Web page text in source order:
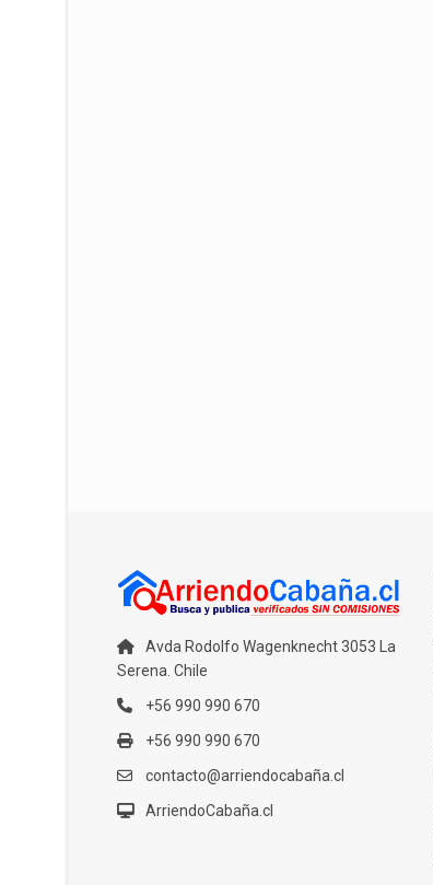
Avda Rodolfo Wagenknecht 3053 La
Serena. Chile
+56 990 990 670
+56 990 990 670
contacto@arriendocabaña.cl
ArriendoCabaña.cl